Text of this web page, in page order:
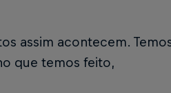
assim acontecem.
que temos feito,